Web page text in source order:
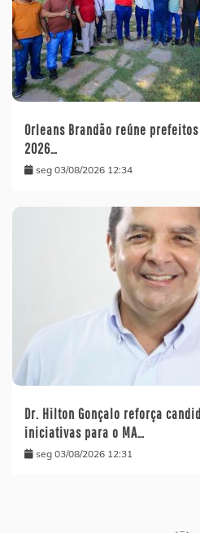
Orleans Brandão reúne
2026…
seg 03/08/2026 12:34
Dr. Hilton Gonçalo reforça
iniciativas para o MA…
seg 03/08/2026 12:31